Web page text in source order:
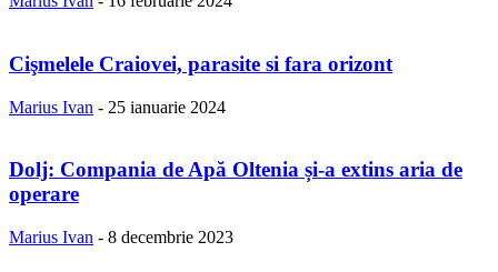
Cişmelele Craiovei, parasite si fara orizont
Marius Ivan - 25 ianuarie 2024
Dolj: Compania de Apă Oltenia și-a extins aria de
operare
Marius Ivan - 8 decembrie 2023